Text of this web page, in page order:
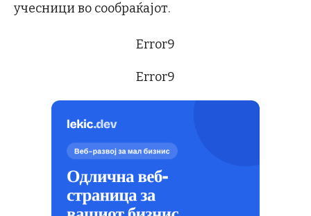
учесници во сообраќајот.
Error9
Error9